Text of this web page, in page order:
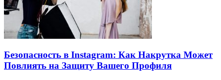
Безопасность в Instagram: Как Накрутка Может
Повлиять на Защиту Вашего Профиля